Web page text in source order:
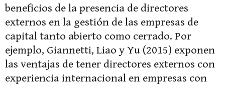
beneficios de la presencia de directores
externos en la gestión de las empresas de
capital tanto abierto como cerrado. Por
ejemplo, Giannetti, Liao y Yu (2015) exponen
las ventajas de tener directores externos con
experiencia internacional en empresas con